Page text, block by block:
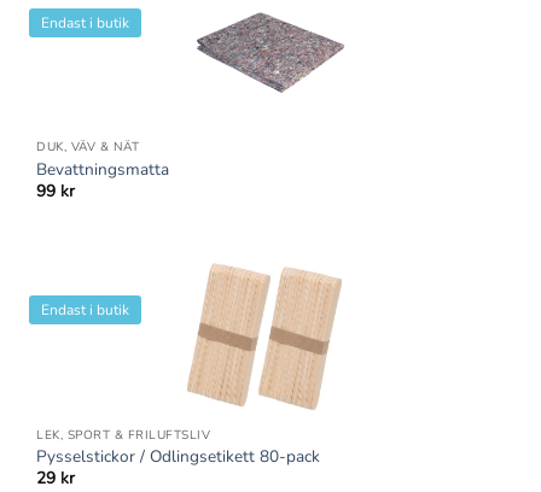
Endast i butik
DUK, VÄV & NÄT
Bevattningsmatta
99 kr
Endast i butik
LEK, SPORT & FRILUFTSLIV
Pysselstickor / Odlingsetikett 80-pack
29 kr